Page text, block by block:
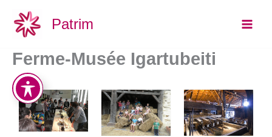
contenu
Patrim
Ferme-Musée Igartubeiti